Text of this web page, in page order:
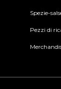
Spezie-
Pezzi di